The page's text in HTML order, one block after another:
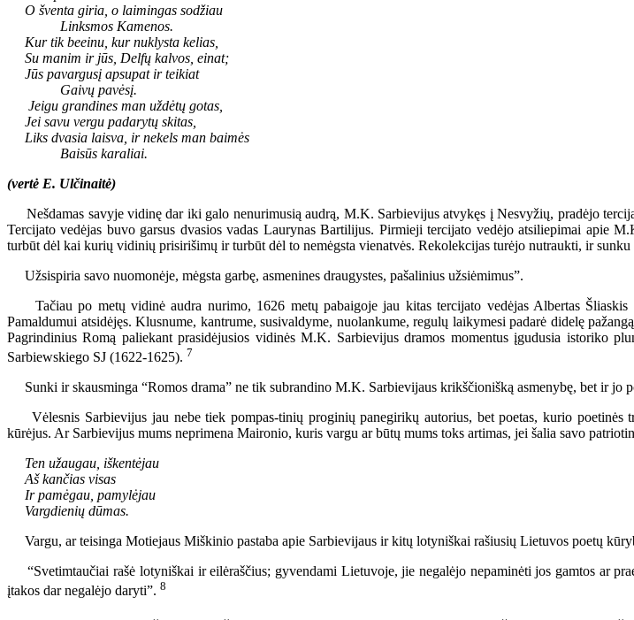
O šventa giria, o laimingas sodžiau
Linksmos Kamenos.
Kur tik beeinu, kur nuklysta kelias,
Su manim ir jūs, Delfų kalvos, einat;
Jūs pavargusį apsupat ir teikiat
Gaivų pavėsį.
Jeigu grandines man uždėtų gotas,
Jei savu vergu padarytų skitas,
Liks dvasia laisva, ir nekels man baimės
Baisūs karaliai.
(vertė E. Ulčinaitė)
Nešdamas savyje vidinę dar iki galo nenurimusią audrą, M.K. Sarbievijus atvykęs į Nesvyžių, pradėjo
Tercijato vedėjas buvo garsus dvasios vadas Laurynas Bartilijus. Pirmieji tercijato vedėjo atsiliepimai apie
turbūt dėl kai kurių vidinių prisirišimų ir turbūt dėl to nemėgsta vienatvės. Rekolekcijas turėjo nutraukti, ir
Užsispiria savo nuomonėje, mėgsta garbę, asmenines draugystes, pašalinius užsiėmimus”.
Tačiau po metų vidinė audra nurimo, 1626 metų pabaigoje jau kitas tercijato vedėjas Albertas
Pamaldumui atsidėjęs. Klusnume, kantrume, susivaldyme, nuolankume, regulų laikymesi padarė didelę
Pagrindinius Romą paliekant prasidėjusios vidinės M.K. Sarbievijus dramos momentus įgudusia istoriko
Sarbiewskiego SJ (1622-1625). 7
Sunki ir skausminga “Romos drama” ne tik subrandino M.K. Sarbievijaus krikščionišką asmenybę, bet ir jo
Vėlesnis Sarbievijus jau nebe tiek pompas-tinių proginių panegirikų autorius, bet poetas, kurio
kūrėjus. Ar Sarbievijus mums neprimena Maironio, kuris vargu ar būtų mums toks artimas, jei šalia savo
Ten užaugau, iškentėjau
Aš kančias visas
Ir pamėgau, pamylėjau
Vargdienių dūmas.
Vargu, ar teisinga Motiejaus Miškinio pastaba apie Sarbievijaus ir kitų lotyniškai rašiusių Lietuvos poetų
“Svetimtaučiai rašė lotyniškai ir eilėraščius; gyvendami Lietuvoje, jie negalėjo nepaminėti jos gamtos ar
įtakos dar negalėjo daryti”. 8